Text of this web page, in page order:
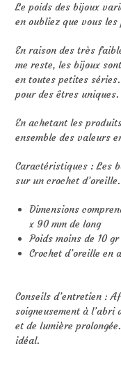
Le poids des bijoux
en oubliez que vous
En raison des très
me reste, les bijoux
en toutes petites
pour des êtres uniques.
En achetant les
ensemble des valeurs
Caractéristiques : Les
sur un crochet d’oreille.
Dimensions
x 90 mm de long
Poids moins de 10
Crochet d’oreille
Conseils d’entretien :
soigneusement à l’abri
et de lumière
idéal.